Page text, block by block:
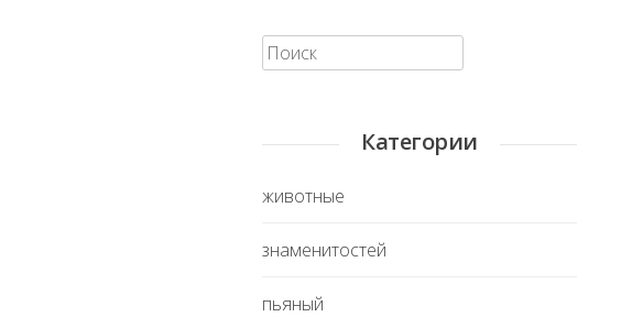
Искать:
Категории
животные
знаменитостей
пьяный